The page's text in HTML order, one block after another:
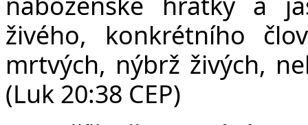
živého, konkrétního
mrtvých, nýbrž živých,
(Luk 20:38 CEP)